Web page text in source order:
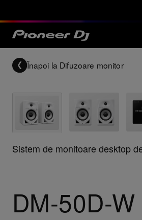
Înapoi la Difuzoare monitor
Sistem de monitoare desktop
DM-50D-W